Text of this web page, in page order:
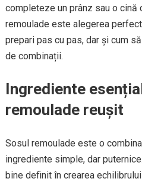
completeze un prânz sau o cină
remoulade este alegerea
prepari pas cu pas, dar și cum
de combinații.
Ingrediente
remoulade reușit
Sosul remoulade este o
ingrediente simple, dar
bine definit în crearea